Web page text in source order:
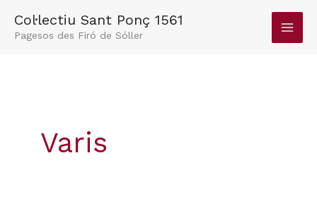
Col·lectiu Sant Ponç 1561
Pagesos des Firó de Sóller
Varis